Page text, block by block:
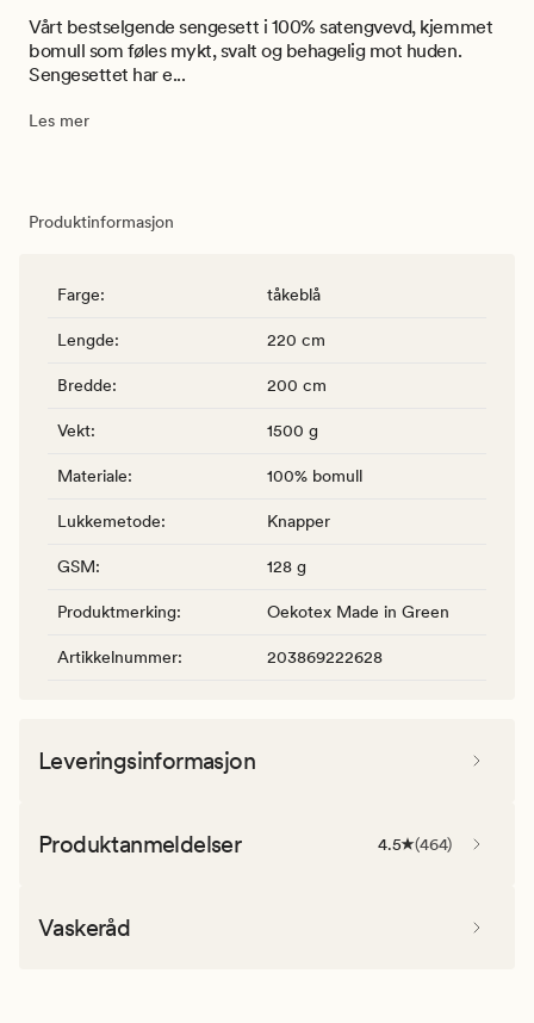
Vårt bestselgende sengesett i 100% satengvevd, kjemmet
bomull som føles mykt, svalt og behagelig mot huden.
Sengesettet har e...
Les mer
Produktinformasjon
Farge: tåkeblå
Lengde: 220 cm
Bredde: 200 cm
Vekt: 1500 g
Materiale: 100% bomull
Lukkemetode: Knapper
GSM: 128 g
Produktmerking: Oekotex Made in Green
Artikkelnummer: 203869222628
Leveringsinformasjon
Produktanmeldelser 4.5 (464)
Vaskeråd